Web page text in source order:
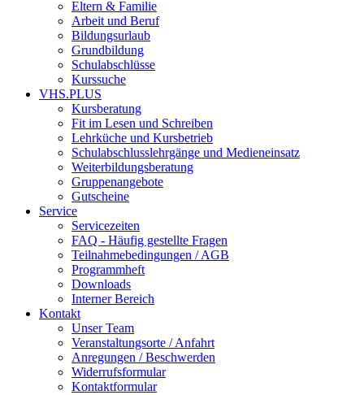
Eltern & Familie
Arbeit und Beruf
Bildungsurlaub
Grundbildung
Schulabschlüsse
Kurssuche
VHS.PLUS
Kursberatung
Fit im Lesen und Schreiben
Lehrküche und Kursbetrieb
Schulabschlusslehrgänge und Medieneinsatz
Weiterbildungsberatung
Gruppenangebote
Gutscheine
Service
Servicezeiten
FAQ - Häufig gestellte Fragen
Teilnahmebedingungen / AGB
Programmheft
Downloads
Interner Bereich
Kontakt
Unser Team
Veranstaltungsorte / Anfahrt
Anregungen / Beschwerden
Widerrufsformular
Kontaktformular